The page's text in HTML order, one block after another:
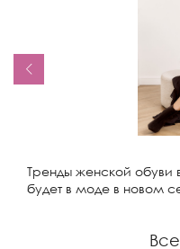
Тренды женской обуви
будет в моде в новом